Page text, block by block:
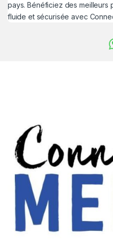
pays. Bénéficiez des meilleurs
fluide et sécurisée avec